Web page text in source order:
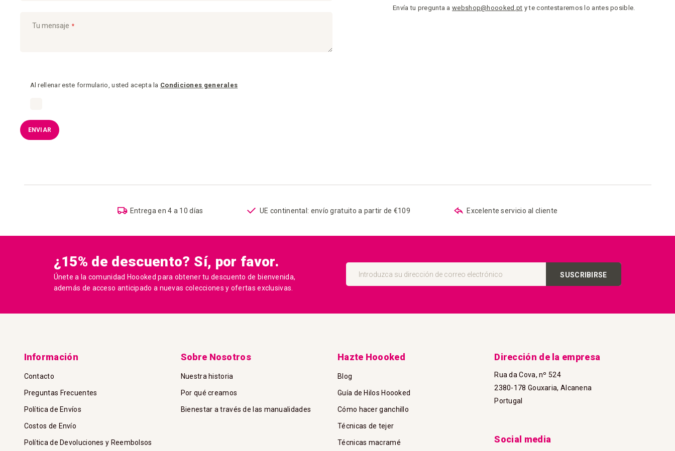
Tu mensaje
Al rellenar este formulario, usted acepta la Condiciones generales
ENVIAR
Envía tu pregunta awebshop@hoooked.pt y te contestaremos lo antes posible.
Entrega en 4 a 10 días UE continental: envío gratuito a partir de €109 Excelente servicio al cliente
¿15% de descuento? Sí, por favor.
Únete a la comunidad Hoooked para obtener tu descuento de bienvenida,
además de acceso anticipado a nuevas colecciones y ofertas exclusivas.
Inscríbase
boletín
SUSCRIBIRSE
Información
Contacto
Preguntas Frecuentes
Política de Envíos
Costos de Envío
Política de Devoluciones y Reembolsos
Sobre Nosotros
Nuestra historia
Por qué creamos
Bienestar a través de las manualidades
Hazte Hoooked
Blog
Guía de Hilos Hoooked
Cómo hacer ganchillo
Técnicas de tejer
Técnicas macramé
Dirección de la empresa
Rua da Cova, nº 524
2380-178 Gouxaria, Alcanena
Portugal
Social media